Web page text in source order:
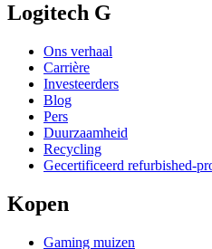
Logitech G
Ons verhaal
Carrière
Investeerders
Blog
Pers
Duurzaamheid
Recycling
Gecertificeerd refurbished-
Kopen
Gaming muizen